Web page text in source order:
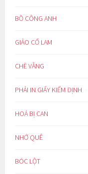
BỒ CÔNG ANH
GIẢO CỔ LAM
CHÈ VẰNG
PHẢI IN GIẤY KIỂM ĐỊNH
HOÁ BỊ CAN
NHỚ QUÊ
BÓC LỘT